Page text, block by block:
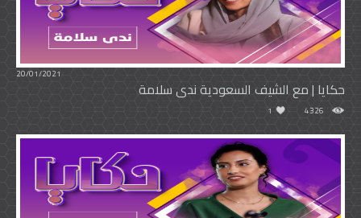
20/01/2021
حكايا | مع الشيف السعودية ندى سلامة
4326
1